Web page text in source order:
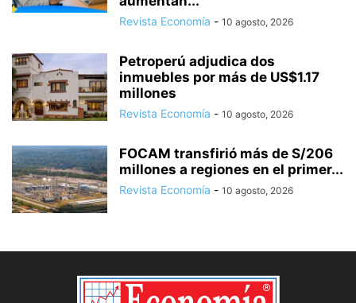
Revista Economía - 10 agosto, 2026
Petroperú adjudica dos
inmuebles por más de US$1.17
millones
Revista Economía - 10 agosto, 2026
FOCAM transfirió más de S/206
millones a regiones en el primer...
Revista Economía - 10 agosto, 2026